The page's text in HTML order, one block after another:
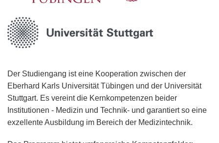
Der Studiengang ist eine Kooperation zwischen der
Eberhard Karls Universität Tübingen und der Universität
Stuttgart. Es vereint die Kernkompetenzen beider
Institutionen - Medizin und Technik- und garantiert so eine
exzellente Ausbildung im Bereich der Medizintechnik.